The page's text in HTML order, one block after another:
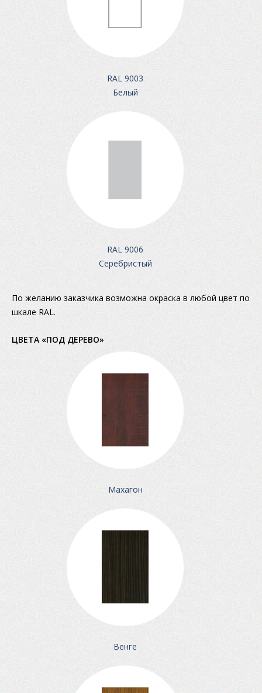
RAL 9003
Белый
RAL 9006
Серебристый
По желанию заказчика возможна окраска в любой цвет по
шкале RAL.
ЦВЕТА «ПОД ДЕРЕВО»
Махагон
Венге